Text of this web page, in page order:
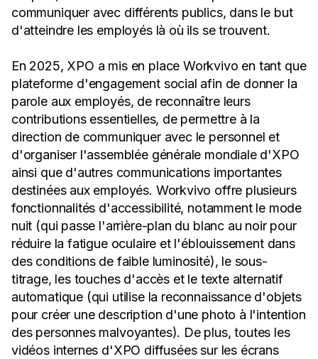
communiquer avec différents publics, dans le but
d'atteindre les employés là où ils se trouvent.
En 2025, XPO a mis en place Workvivo en tant que
plateforme d'engagement social afin de donner la
parole aux employés, de reconnaître leurs
contributions essentielles, de permettre à la
direction de communiquer avec le personnel et
d'organiser l'assemblée générale mondiale d'XPO
ainsi que d'autres communications importantes
destinées aux employés. Workvivo offre plusieurs
fonctionnalités d'accessibilité, notamment le mode
nuit (qui passe l'arrière-plan du blanc au noir pour
réduire la fatigue oculaire et l'éblouissement dans
des conditions de faible luminosité), le sous-
titrage, les touches d'accès et le texte alternatif
automatique (qui utilise la reconnaissance d'objets
pour créer une description d'une photo à l'intention
des personnes malvoyantes). De plus, toutes les
vidéos internes d'XPO diffusées sur les écrans